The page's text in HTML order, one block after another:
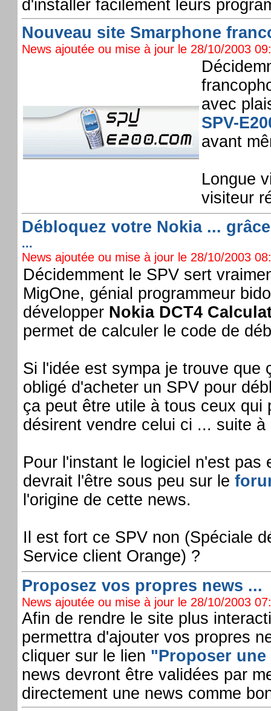
d'installer facilement leurs
Nouveau site Smarphone
News ajoutée ou mise à jour le 28/10/2003
avec
SPV-
avant
Longue
visiteur
Débloquez votre Nokia ...
...
News ajoutée ou mise à jour le 28/10/2003
Décidemment le SPV sert
MigOne, génial programmeur
développer Nokia DCT4
permet de calculer le code de
Si l'idée est sympa je trouve que
obligé d'acheter un SPV pour
ça peut être utile à tous ceux qui
désirent vendre celui ci ... suite
Pour l'instant le logiciel n'est pas
devrait l'être sous peu sur le
l'origine de cette news.
Il est fort ce SPV non (Spéciale
Service client Orange) ?
Proposez vos propres news ...
News ajoutée ou mise à jour le 28/10/2003
Afin de rendre le site plus
permettra d'ajouter vos propres
cliquer sur le lien "Proposer une
news devront être validées par
directement une news comme